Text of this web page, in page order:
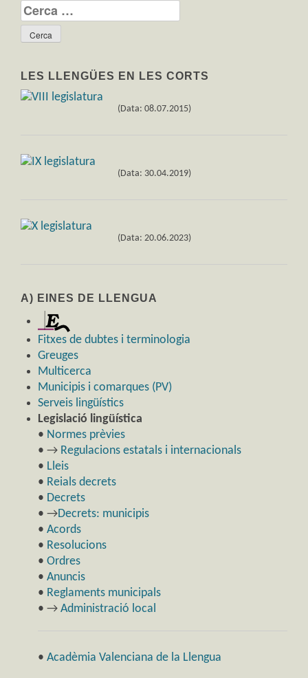
Cerca:
LES LLENGÜES EN LES CORTS
(Data: 08.07.2015)
(Data: 30.04.2019)
(Data: 20.06.2023)
A) EINES DE LLENGUA
Fitxes de dubtes i terminologia
Greuges
Multicerca
Municipis i comarques (PV)
Serveis lingüístics
Legislació lingüística
• Normes prèvies
• → Regulacions estatals i internacionals
• Lleis
• Reials decrets
• Decrets
• →Decrets: municipis
• Acords
• Resolucions
• Ordres
• Anuncis
• Reglaments municipals
• → Administració local
• Acadèmia Valenciana de la Llengua